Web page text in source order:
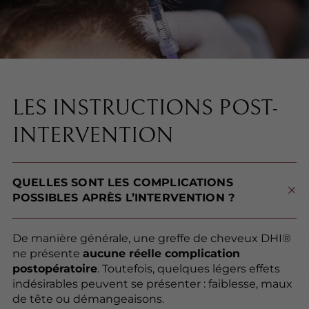
LES INSTRUCTIONS POST-
INTERVENTION
QUELLES SONT LES COMPLICATIONS
POSSIBLES APRÈS L’INTERVENTION ?
De manière générale, une greffe de cheveux DHI®
ne présente aucune réelle complication
postopératoire. Toutefois, quelques légers effets
indésirables peuvent se présenter : faiblesse, maux
de tête ou démangeaisons.